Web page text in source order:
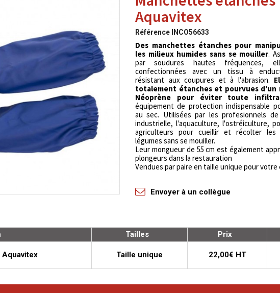
Aquavitex
Référence INCO56633
Des manchettes étanches pour
les milieux humides sans se mouiller.
par soudures hautes fréquences,
confectionnées avec un tissu à
résistant aux coupures et à l'abrasion.
totalement étanches et pourvues d'un
Néoprène pour éviter toute
équipement de protection indispensable
au sec. Utilisées par les profesionnels
industrielle, l'aquaculture, l'ostréiculture,
agriculteurs pour cueillir et récolter
légumes sans se mouiller.
Leur mongueur de 55 cm est également
plongeurs dans la restauration
Vendues par paire en taille unique pour
Envoyer à un collègue
Tailles Prix
Taille unique 22,00€ HT